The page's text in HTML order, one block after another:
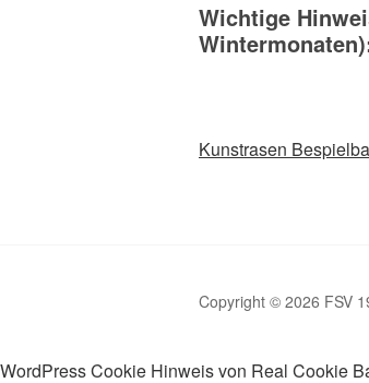
Wichtige
Kunstrasen
Copyright © 2026 FSV
WordPress Cookie Hinweis von Real Cookie